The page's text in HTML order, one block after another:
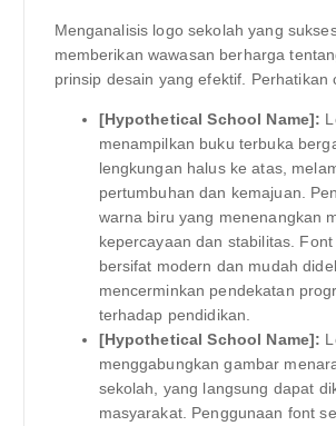
Menganalisis logo sekolah yang
memberikan wawasan berharga
prinsip desain yang efektif. Perhatikan
[Hypothetical School Name]:
menampilkan buku terbuka
lengkungan halus ke atas,
pertumbuhan dan kemajuan.
warna biru yang menenangkan
kepercayaan dan stabilitas.
bersifat modern dan mudah
mencerminkan pendekatan
terhadap pendidikan.
[Hypothetical School Name]:
menggabungkan gambar
sekolah, yang langsung dapat
masyarakat. Penggunaan font